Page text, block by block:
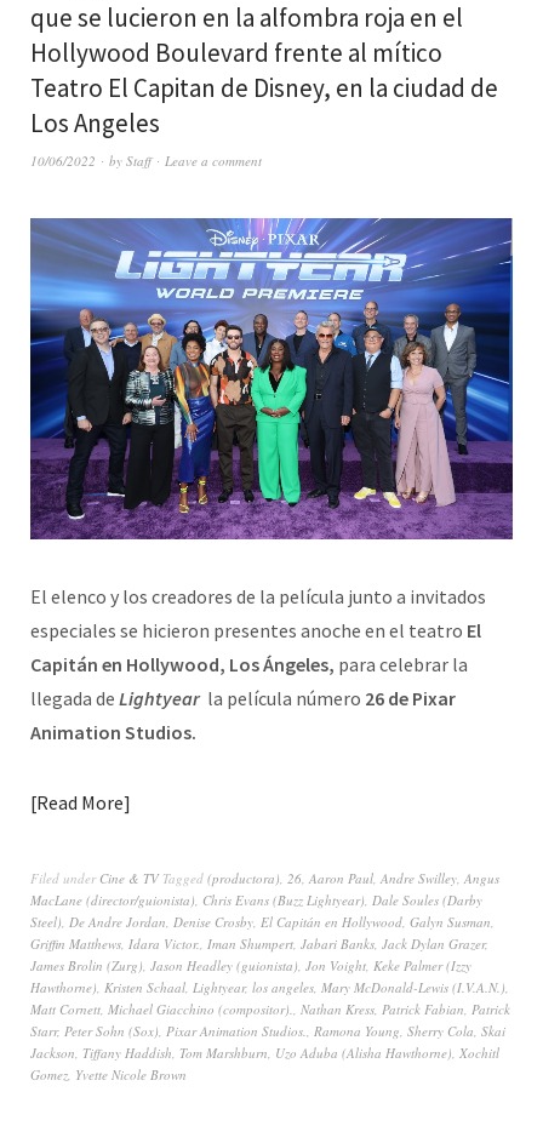
que se lucieron en la alfombra roja en el
Hollywood Boulevard frente al mítico
Teatro El Capitan de Disney, en la ciudad de
Los Angeles
10/06/2022 by Staff Leave a comment
El elenco y los creadores de la película junto a invitados
especiales se hicieron presentes anoche en el teatro El
Capitán en Hollywood, Los Ángeles, para celebrar la
llegada de Lightyear la película número 26 de Pixar
Animation Studios.
Read More
Filed under Cine & TV Tagged (productora), 26, Aaron Paul, Andre Swilley, Angus
MacLane (director/guionista), Chris Evans (Buzz Lightyear), Dale Soules (Darby
Steel), De Andre Jordan, Denise Crosby, El Capitán en Hollywood, Galyn Susman,
Griffin Matthews, Idara Victor., Iman Shumpert, Jabari Banks, Jack Dylan Grazer,
James Brolin (Zurg), Jason Headley (guionista), Jon Voight, Keke Palmer (Izzy
Hawthorne), Kristen Schaal, Lightyear, los angeles, Mary McDonald-Lewis (I.V.A.N.),
Matt Cornett, Michael Giacchino (compositor)., Nathan Kress, Patrick Fabian, Patrick
Starr, Peter Sohn (Sox), Pixar Animation Studios., Ramona Young, Sherry Cola, Skai
Jackson, Tiffany Haddish, Tom Marshburn, Uzo Aduba (Alisha Hawthorne), Xochitl
Gomez, Yvette Nicole Brown